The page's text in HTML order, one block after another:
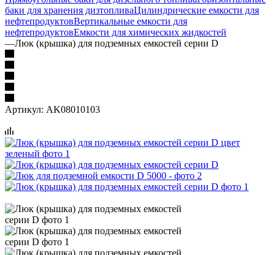
баки для хранения дизтопливаЦилиндрические емкости для
нефтепродуктовВертикальные емкости для
нефтепродуктовЕмкости для химических жидкостей
—Люк (крышка) для подземных емкостей серии D
Артикул: AK08010103